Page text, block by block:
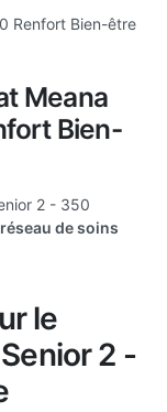
Renfort Bien-être
Meana
Bien-
2 - 350
réseau de soins
le
2 -